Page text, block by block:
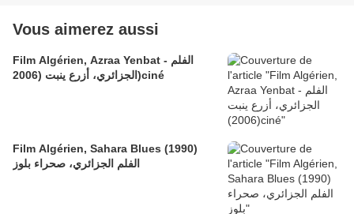
Vous aimerez aussi
Film Algérien, Azraa Yenbat - الفلم
الجزائري، أزرع ينبت (2006)ciné
Film Algérien, Sahara Blues (1990)
الفلم الجزائري، صحراء بلوز